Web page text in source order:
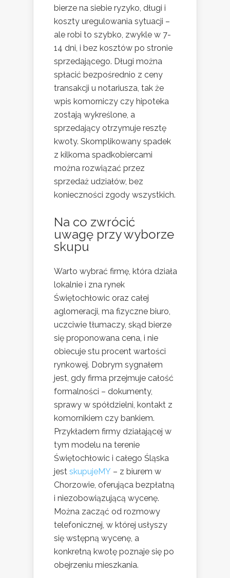
bierze na siebie ryzyko, długi i
koszty uregulowania sytuacji –
ale robi to szybko, zwykle w 7-
14 dni, i bez kosztów po stronie
sprzedającego. Długi można
spłacić bezpośrednio z ceny
transakcji u notariusza, tak że
wpis komorniczy czy hipoteka
zostają wykreślone, a
sprzedający otrzymuje resztę
kwoty. Skomplikowany spadek
z kilkoma spadkobiercami
można rozwiązać przez
sprzedaż udziałów, bez
konieczności zgody wszystkich.
Na co zwrócić
uwagę przy wyborze
skupu
Warto wybrać firmę, która działa
lokalnie i zna rynek
Świętochłowic oraz całej
aglomeracji, ma fizyczne biuro,
uczciwie tłumaczy, skąd bierze
się proponowana cena, i nie
obiecuje stu procent wartości
rynkowej. Dobrym sygnałem
jest, gdy firma przejmuje całość
formalności – dokumenty,
sprawy w spółdzielni, kontakt z
komornikiem czy bankiem.
Przykładem firmy działającej w
tym modelu na terenie
Świętochłowic i całego Śląska
jest skupujeMY – z biurem w
Chorzowie, oferująca bezpłatną
i niezobowiązującą wycenę.
Można zacząć od rozmowy
telefonicznej, w której usłyszy
się wstępną wycenę, a
konkretną kwotę poznaje się po
obejrzeniu mieszkania.